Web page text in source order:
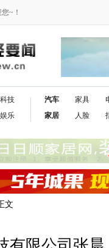
~！
科技
娱乐
汽车
家居
家具
人脸
文